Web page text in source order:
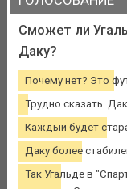
Сможет ли
Даку?
Почему нет? Это
Трудно сказать.
Каждый будет
Даку более
Так Угальде в